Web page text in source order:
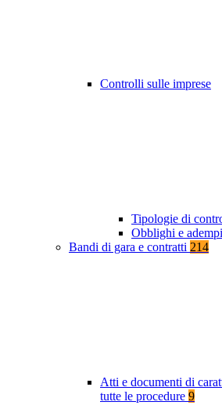
Controlli sulle imprese
Tipologie di
Obblighi e
Bandi di gara e contratti 214
Atti e documenti di
tutte le procedure 9